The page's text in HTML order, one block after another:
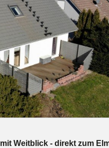
Weitblick - direkt zum